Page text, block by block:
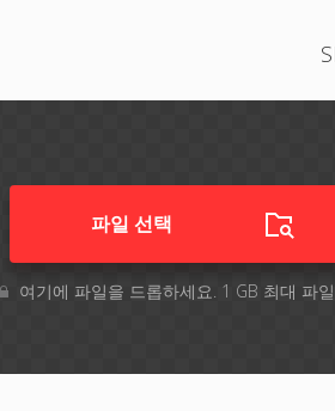
파일 선택
여기에 파일을 드롭하세요. 1 GB 최대 파